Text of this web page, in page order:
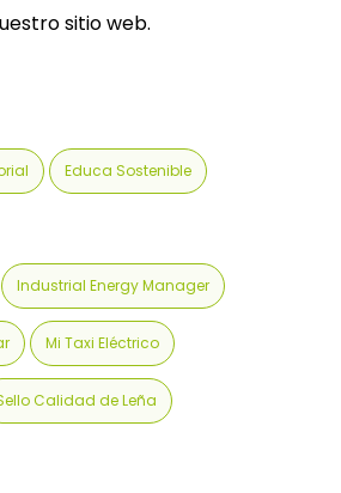
sitio web.
Educa Sostenible
Industrial Energy Manager
Mi Taxi Eléctrico
Calidad de Leña